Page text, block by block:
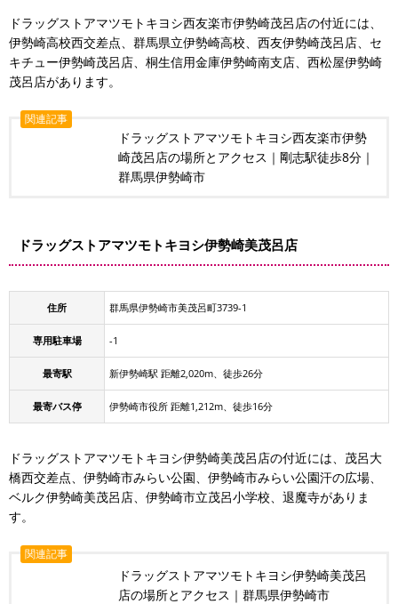
ドラッグストアマツモトキヨシ西友楽市伊勢崎茂呂店の付近には、
伊勢崎高校西交差点、群馬県立伊勢崎高校、西友伊勢崎茂呂店、セ
キチュー伊勢崎茂呂店、桐生信用金庫伊勢崎南支店、西松屋伊勢崎
茂呂店があります。
関連記事
ドラッグストアマツモトキヨシ西友楽市伊勢
崎茂呂店の場所とアクセス｜剛志駅徒歩8分｜
群馬県伊勢崎市
ドラッグストアマツモトキヨシ伊勢崎美茂呂店
住所 群馬県伊勢崎市美茂呂町3739-1
専用駐車場 -1
最寄駅 新伊勢崎駅 距離2,020m、徒歩26分
最寄バス停 伊勢崎市役所 距離1,212m、徒歩16分
ドラッグストアマツモトキヨシ伊勢崎美茂呂店の付近には、茂呂大
橋西交差点、伊勢崎市みらい公園、伊勢崎市みらい公園汗の広場、
ベルク伊勢崎美茂呂店、伊勢崎市立茂呂小学校、退魔寺がありま
す。
関連記事
ドラッグストアマツモトキヨシ伊勢崎美茂呂
店の場所とアクセス｜群馬県伊勢崎市